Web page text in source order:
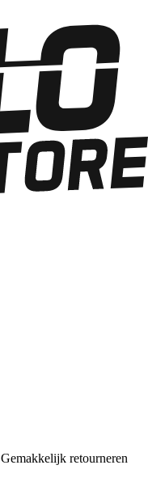
Gemakkelijk retourneren